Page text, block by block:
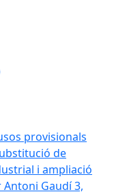
provisionals
de
i ampliació
Gaudí 3,